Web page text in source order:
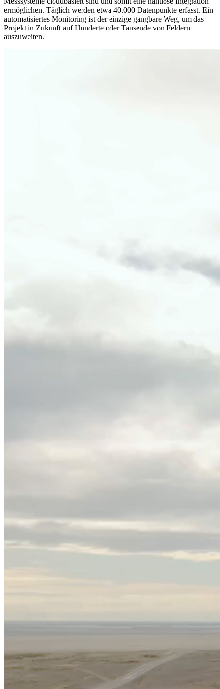
ermöglichen. Täglich werden etwa 40.000 Datenpunkte erfasst. Ein
automatisiertes Monitoring ist der einzige gangbare Weg, um das
Projekt in Zukunft auf Hunderte oder Tausende von Feldern
auszuweiten.